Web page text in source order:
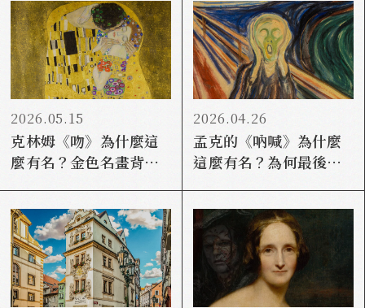
2026.05.15
克林姆《吻》為什麼這
麼有名？金色名畫背
嗎？
2026.04.26
孟克的《吶喊》為什麼
這麼有名？為何最後變